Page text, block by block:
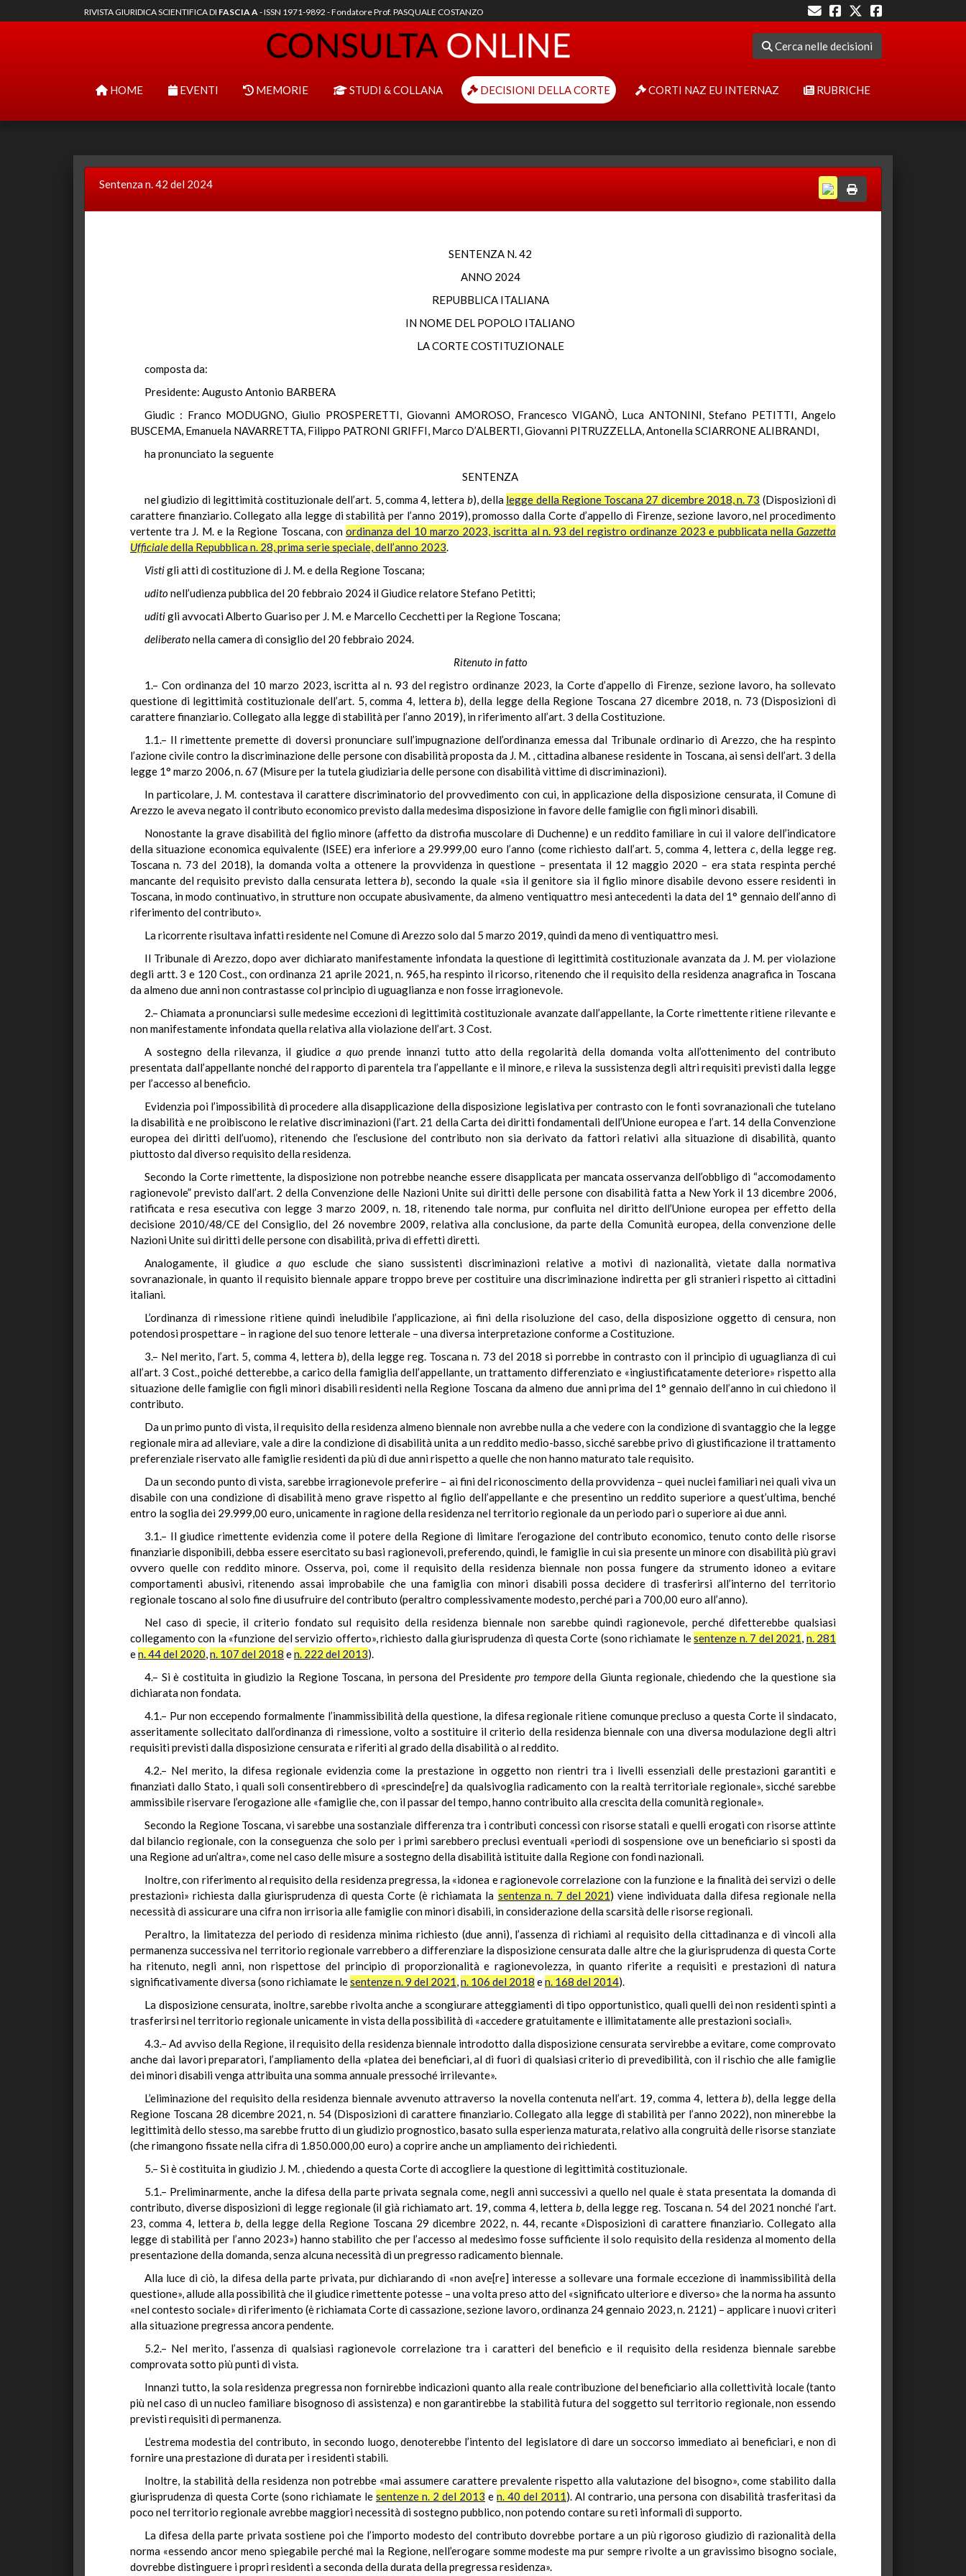
RIVISTA GIURIDICA SCIENTIFICA DI FASCIA A- ISSN 1971-9892 - Fondatore Prof. PASQUALE COSTANZO
Cerca nelle decisioni
HOME EVENTI MEMORIE STUDI & COLLANA DECISIONI DELLA CORTE CORTI NAZ EU INTERNAZ RUBRICHE
Sentenza n. 42 del 2024
SENTENZA N. 42
ANNO 2024
REPUBBLICA ITALIANA
IN NOME DEL POPOLO ITALIANO
LA CORTE COSTITUZIONALE
composta da:
Presidente: Augusto Antonio BARBERA
Giudic : Franco MODUGNO, Giulio PROSPERETTI, Giovanni AMOROSO, Francesco VIGANÒ, Luca ANTONINI, Stefano PETITTI, Angelo
BUSCEMA, Emanuela NAVARRETTA, Filippo PATRONI GRIFFI, Marco D’ALBERTI, Giovanni PITRUZZELLA, Antonella SCIARRONE ALIBRANDI,
ha pronunciato la seguente
SENTENZA
nel giudizio di legittimità costituzionale dell’art. 5, comma 4, lettera b), della legge della Regione Toscana 27 dicembre 2018, n. 73 (Disposizioni di
carattere finanziario. Collegato alla legge di stabilità per l’anno 2019), promosso dalla Corte d’appello di Firenze, sezione lavoro, nel procedimento
vertente tra J. M. e la Regione Toscana, conordinanza del 10 marzo 2023, iscritta al n. 93 del registro ordinanze 2023 e pubblicata nellaGazzetta
Ufficialedella Repubblica n. 28, prima serie speciale, dell’anno 2023.
Vistigli atti di costituzione di J. M. e della Regione Toscana;
uditonell’udienza pubblica del 20 febbraio 2024 il Giudice relatore Stefano Petitti;
uditigli avvocati Alberto Guariso per J. M. e Marcello Cecchetti per la Regione Toscana;
deliberatonella camera di consiglio del 20 febbraio 2024.
Ritenuto in fatto
1.– Con ordinanza del 10 marzo 2023, iscritta al n. 93 del registro ordinanze 2023, la Corte d’appello di Firenze, sezione lavoro, ha sollevato
questione di legittimità costituzionale dell’art. 5, comma 4, letterab), della legge della Regione Toscana 27 dicembre 2018, n. 73 (Disposizioni di
carattere finanziario. Collegato alla legge di stabilità per l’anno 2019), in riferimento all’art. 3 della Costituzione.
1.1.– Il rimettente premette di doversi pronunciare sull’impugnazione dell’ordinanza emessa dal Tribunale ordinario di Arezzo, che ha respinto
l’azione civile contro la discriminazione delle persone con disabilità proposta da J. M. , cittadina albanese residente in Toscana, ai sensi dell’art. 3 della
legge 1° marzo 2006, n. 67 (Misure per la tutela giudiziaria delle persone con disabilità vittime di discriminazioni).
In particolare, J. M. contestava il carattere discriminatorio del provvedimento con cui, in applicazione della disposizione censurata, il Comune di
Arezzo le aveva negato il contributo economico previsto dalla medesima disposizione in favore delle famiglie con figli minori disabili.
Nonostante la grave disabilità del figlio minore (affetto da distrofia muscolare di Duchenne) e un reddito familiare in cui il valore dell’indicatore
della situazione economica equivalente (ISEE) era inferiore a 29.999,00 euro l’anno (come richiesto dall’art. 5, comma 4, lettera c, della legge reg.
Toscana n. 73 del 2018), la domanda volta a ottenere la provvidenza in questione – presentata il 12 maggio 2020 – era stata respinta perché
mancante del requisito previsto dalla censurata letterab), secondo la quale «sia il genitore sia il figlio minore disabile devono essere residenti in
Toscana, in modo continuativo, in strutture non occupate abusivamente, da almeno ventiquattro mesi antecedenti la data del 1° gennaio dell’anno di
riferimento del contributo».
La ricorrente risultava infatti residente nel Comune di Arezzo solo dal 5 marzo 2019, quindi da meno di ventiquattro mesi.
Il Tribunale di Arezzo, dopo aver dichiarato manifestamente infondata la questione di legittimità costituzionale avanzata da J. M. per violazione
degli artt. 3 e 120 Cost., con ordinanza 21 aprile 2021, n. 965, ha respinto il ricorso, ritenendo che il requisito della residenza anagrafica in Toscana
da almeno due anni non contrastasse col principio di uguaglianza e non fosse irragionevole.
2.– Chiamata a pronunciarsi sulle medesime eccezioni di legittimità costituzionale avanzate dall’appellante, la Corte rimettente ritiene rilevante e
non manifestamente infondata quella relativa alla violazione dell’art. 3 Cost.
A sostegno della rilevanza, il giudice a quoprende innanzi tutto atto della regolarità della domanda volta all’ottenimento del contributo
presentata dall’appellante nonché del rapporto di parentela tra l’appellante e il minore, e rileva la sussistenza degli altri requisiti previsti dalla legge
per l’accesso al beneficio.
Evidenzia poi l’impossibilità di procedere alla disapplicazione della disposizione legislativa per contrasto con le fonti sovranazionali che tutelano
la disabilità e ne proibiscono le relative discriminazioni (l’art. 21 della Carta dei diritti fondamentali dell’Unione europea e l’art. 14 della Convenzione
europea dei diritti dell’uomo), ritenendo che l’esclusione del contributo non sia derivato da fattori relativi alla situazione di disabilità, quanto
piuttosto dal diverso requisito della residenza.
Secondo la Corte rimettente, la disposizione non potrebbe neanche essere disapplicata per mancata osservanza dell’obbligo di “accomodamento
ragionevole” previsto dall’art. 2 della Convenzione delle Nazioni Unite sui diritti delle persone con disabilità fatta a New York il 13 dicembre 2006,
ratificata e resa esecutiva con legge 3 marzo 2009, n. 18, ritenendo tale norma, pur confluita nel diritto dell’Unione europea per effetto della
decisione 2010/48/CE del Consiglio, del 26 novembre 2009, relativa alla conclusione, da parte della Comunità europea, della convenzione delle
Nazioni Unite sui diritti delle persone con disabilità, priva di effetti diretti.
Analogamente, il giudicea quo esclude che siano sussistenti discriminazioni relative a motivi di nazionalità, vietate dalla normativa
sovranazionale, in quanto il requisito biennale appare troppo breve per costituire una discriminazione indiretta per gli stranieri rispetto ai cittadini
italiani.
L’ordinanza di rimessione ritiene quindi ineludibile l’applicazione, ai fini della risoluzione del caso, della disposizione oggetto di censura, non
potendosi prospettare – in ragione del suo tenore letterale – una diversa interpretazione conforme a Costituzione.
3.– Nel merito, l’art. 5, comma 4, lettera b), della legge reg. Toscana n. 73 del 2018 si porrebbe in contrasto con il principio di uguaglianza di cui
all’art. 3 Cost., poiché detterebbe, a carico della famiglia dell’appellante, un trattamento differenziato e «ingiustificatamente deteriore» rispetto alla
situazione delle famiglie con figli minori disabili residenti nella Regione Toscana da almeno due anni prima del 1° gennaio dell’anno in cui chiedono il
contributo.
Da un primo punto di vista, il requisito della residenza almeno biennale non avrebbe nulla a che vedere con la condizione di svantaggio che la legge
regionale mira ad alleviare, vale a dire la condizione di disabilità unita a un reddito medio-basso, sicché sarebbe privo di giustificazione il trattamento
preferenziale riservato alle famiglie residenti da più di due anni rispetto a quelle che non hanno maturato tale requisito.
Da un secondo punto di vista, sarebbe irragionevole preferire – ai fini del riconoscimento della provvidenza – quei nuclei familiari nei quali viva un
disabile con una condizione di disabilità meno grave rispetto al figlio dell’appellante e che presentino un reddito superiore a quest’ultima, benché
entro la soglia dei 29.999,00 euro, unicamente in ragione della residenza nel territorio regionale da un periodo pari o superiore ai due anni.
3.1.– Il giudice rimettente evidenzia come il potere della Regione di limitare l’erogazione del contributo economico, tenuto conto delle risorse
finanziarie disponibili, debba essere esercitato su basi ragionevoli, preferendo, quindi, le famiglie in cui sia presente un minore con disabilità più gravi
ovvero quelle con reddito minore. Osserva, poi, come il requisito della residenza biennale non possa fungere da strumento idoneo a evitare
comportamenti abusivi, ritenendo assai improbabile che una famiglia con minori disabili possa decidere di trasferirsi all’interno del territorio
regionale toscano al solo fine di usufruire del contributo (peraltro complessivamente modesto, perché pari a 700,00 euro all’anno).
Nel caso di specie, il criterio fondato sul requisito della residenza biennale non sarebbe quindi ragionevole, perché difetterebbe qualsiasi
collegamento con la «funzione del servizio offerto», richiesto dalla giurisprudenza di questa Corte (sono richiamate lesentenze n. 7 del 2021, n. 281
en. 44 del 2020,n. 107 del 2018 en. 222 del 2013).
4.– Si è costituita in giudizio la Regione Toscana, in persona del Presidente pro temporedella Giunta regionale, chiedendo che la questione sia
dichiarata non fondata.
4.1.– Pur non eccependo formalmente l’inammissibilità della questione, la difesa regionale ritiene comunque precluso a questa Corte il sindacato,
asseritamente sollecitato dall’ordinanza di rimessione, volto a sostituire il criterio della residenza biennale con una diversa modulazione degli altri
requisiti previsti dalla disposizione censurata e riferiti al grado della disabilità o al reddito.
4.2.– Nel merito, la difesa regionale evidenzia come la prestazione in oggetto non rientri tra i livelli essenziali delle prestazioni garantiti e
finanziati dallo Stato, i quali soli consentirebbero di «prescinde[re] da qualsivoglia radicamento con la realtà territoriale regionale», sicché sarebbe
ammissibile riservare l’erogazione alle «famiglie che, con il passar del tempo, hanno contribuito alla crescita della comunità regionale».
Secondo la Regione Toscana, vi sarebbe una sostanziale differenza tra i contributi concessi con risorse statali e quelli erogati con risorse attinte
dal bilancio regionale, con la conseguenza che solo per i primi sarebbero preclusi eventuali «periodi di sospensione ove un beneficiario si sposti da
una Regione ad un’altra», come nel caso delle misure a sostegno della disabilità istituite dalla Regione con fondi nazionali.
Inoltre, con riferimento al requisito della residenza pregressa, la «idonea e ragionevole correlazione con la funzione e la finalità dei servizi o delle
prestazioni» richiesta dalla giurisprudenza di questa Corte (è richiamata la sentenza n. 7 del 2021) viene individuata dalla difesa regionale nella
necessità di assicurare una cifra non irrisoria alle famiglie con minori disabili, in considerazione della scarsità delle risorse regionali.
Peraltro, la limitatezza del periodo di residenza minima richiesto (due anni), l’assenza di richiami al requisito della cittadinanza e di vincoli alla
permanenza successiva nel territorio regionale varrebbero a differenziare la disposizione censurata dalle altre che la giurisprudenza di questa Corte
ha ritenuto, negli anni, non rispettose del principio di proporzionalità e ragionevolezza, in quanto riferite a requisiti e prestazioni di natura
significativamente diversa (sono richiamate lesentenze n. 9 del 2021,n. 106 del 2018 en. 168 del 2014).
La disposizione censurata, inoltre, sarebbe rivolta anche a scongiurare atteggiamenti di tipo opportunistico, quali quelli dei non residenti spinti a
trasferirsi nel territorio regionale unicamente in vista della possibilità di «accedere gratuitamente e illimitatamente alle prestazioni sociali».
4.3.– Ad avviso della Regione, il requisito della residenza biennale introdotto dalla disposizione censurata servirebbe a evitare, come comprovato
anche dai lavori preparatori, l’ampliamento della «platea dei beneficiari, al di fuori di qualsiasi criterio di prevedibilità, con il rischio che alle famiglie
dei minori disabili venga attribuita una somma annuale pressoché irrilevante».
L’eliminazione del requisito della residenza biennale avvenuto attraverso la novella contenuta nell’art. 19, comma 4, letterab), della legge della
Regione Toscana 28 dicembre 2021, n. 54 (Disposizioni di carattere finanziario. Collegato alla legge di stabilità per l’anno 2022), non minerebbe la
legittimità dello stesso, ma sarebbe frutto di un giudizio prognostico, basato sulla esperienza maturata, relativo alla congruità delle risorse stanziate
(che rimangono fissate nella cifra di 1.850.000,00 euro) a coprire anche un ampliamento dei richiedenti.
5.– Si è costituita in giudizio J. M. , chiedendo a questa Corte di accogliere la questione di legittimità costituzionale.
5.1.– Preliminarmente, anche la difesa della parte privata segnala come, negli anni successivi a quello nel quale è stata presentata la domanda di
contributo, diverse disposizioni di legge regionale (il già richiamato art. 19, comma 4, lettera b, della legge reg. Toscana n. 54 del 2021 nonché l’art.
23, comma 4, lettera b, della legge della Regione Toscana 29 dicembre 2022, n. 44, recante «Disposizioni di carattere finanziario. Collegato alla
legge di stabilità per l’anno 2023») hanno stabilito che per l’accesso al medesimo fosse sufficiente il solo requisito della residenza al momento della
presentazione della domanda, senza alcuna necessità di un pregresso radicamento biennale.
Alla luce di ciò, la difesa della parte privata, pur dichiarando di «non ave[re] interesse a sollevare una formale eccezione di inammissibilità della
questione», allude alla possibilità che il giudice rimettente potesse – una volta preso atto del «significato ulteriore e diverso» che la norma ha assunto
«nel contesto sociale» di riferimento (è richiamata Corte di cassazione, sezione lavoro, ordinanza 24 gennaio 2023, n. 2121) – applicare i nuovi criteri
alla situazione pregressa ancora pendente.
5.2.– Nel merito, l’assenza di qualsiasi ragionevole correlazione tra i caratteri del beneficio e il requisito della residenza biennale sarebbe
comprovata sotto più punti di vista.
Innanzi tutto, la sola residenza pregressa non fornirebbe indicazioni quanto alla reale contribuzione del beneficiario alla collettività locale (tanto
più nel caso di un nucleo familiare bisognoso di assistenza) e non garantirebbe la stabilità futura del soggetto sul territorio regionale, non essendo
previsti requisiti di permanenza.
L’estrema modestia del contributo, in secondo luogo, denoterebbe l’intento del legislatore di dare un soccorso immediato ai beneficiari, e non di
fornire una prestazione di durata per i residenti stabili.
Inoltre, la stabilità della residenza non potrebbe «mai assumere carattere prevalente rispetto alla valutazione del bisogno», come stabilito dalla
giurisprudenza di questa Corte (sono richiamate le sentenze n. 2 del 2013 e n. 40 del 2011). Al contrario, una persona con disabilità trasferitasi da
poco nel territorio regionale avrebbe maggiori necessità di sostegno pubblico, non potendo contare su reti informali di supporto.
La difesa della parte privata sostiene poi che l’importo modesto del contributo dovrebbe portare a un più rigoroso giudizio di razionalità della
norma «essendo ancor meno spiegabile perché mai la Regione, nell’erogare somme modeste ma pur sempre rivolte a un gravissimo bisogno sociale,
dovrebbe distinguere i propri residenti a seconda della durata della pregressa residenza».